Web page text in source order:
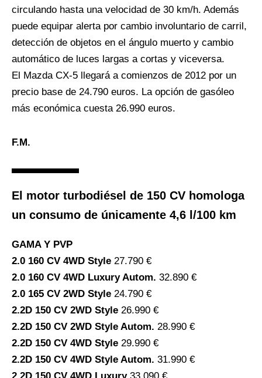
circulando hasta una velocidad de 30 km/h. Además
puede equipar alerta por cambio involuntario de carril,
detección de objetos en el ángulo muerto y cambio
automático de luces largas a cortas y viceversa.
El Mazda CX-5 llegará a comienzos de 2012 por un
precio base de 24.790 euros. La opción de gasóleo
más económica cuesta 26.990 euros.
F.M.
El motor turbodiésel de 150 CV homologa
un consumo de únicamente 4,6 l/100 km
GAMA Y PVP
2.0 160 CV 4WD Style 27.790 €
2.0 160 CV 4WD Luxury Autom. 32.890 €
2.0 165 CV 2WD Style 24.790 €
2.2D 150 CV 2WD Style 26.990 €
2.2D 150 CV 2WD Style Autom. 28.990 €
2.2D 150 CV 4WD Style 29.990 €
2.2D 150 CV 4WD Style Autom. 31.990 €